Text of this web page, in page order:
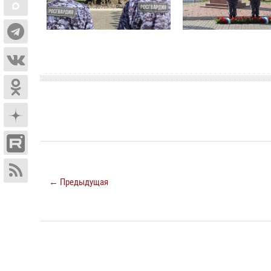
← Предыдущая